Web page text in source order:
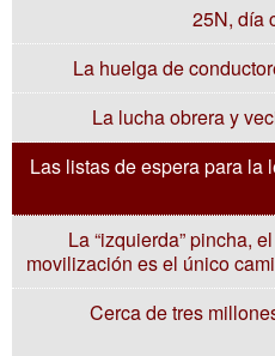
25N, día
La huelga de
La lucha obrera y
Las listas de espera para la
La “izquierda” pincha,
movilización es el único
Cerca de tres